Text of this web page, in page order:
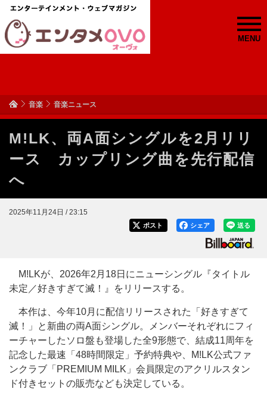
MENU
音楽 音楽ニュース
M!LK、両A面シングルを2月リリ
ース カップリング曲を先行配信
へ
2025年11月24日 / 23:15
送る
シェア
ポスト
M!LKが、2026年2月18日にニューシングル『タイトル
未定／好きすぎて滅！』をリリースする。
本作は、今年10月に配信リリースされた「好きすぎて
滅！」と新曲の両A面シングル。メンバーそれぞれにフィ
ーチャーしたソロ盤も登場した全9形態で、結成11周年を
記念した最速「48時間限定」予約特典や、M!LK公式ファ
ンクラブ「PREMIUM MILK」会員限定のアクリルスタン
ド付きセットの販売なども決定している。